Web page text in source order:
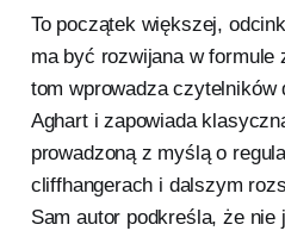
To początek większej,
ma być rozwijana w
tom wprowadza czytelników
Aghart i zapowiada
prowadzoną z myślą o
cliffhangerach i dalszym
Sam autor podkreśla, że nie